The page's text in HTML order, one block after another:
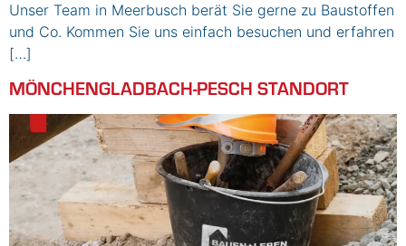
Unser Team in Meerbusch berät Sie gerne zu Baustoffen
und Co. Kommen Sie uns einfach besuchen und erfahren
[…]
MÖNCHENGLADBACH-PESCH STANDORT